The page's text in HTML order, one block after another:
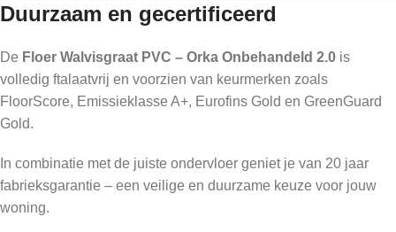
Duurzaam en gecertificeerd
De Floer Walvisgraat PVC – Orka Onbehandeld 2.0 is
volledig ftalaatvrij en voorzien van keurmerken zoals
FloorScore, Emissieklasse A+, Eurofins Gold en GreenGuard
Gold.
In combinatie met de juiste ondervloer geniet je van 20 jaar
fabrieksgarantie – een veilige en duurzame keuze voor jouw
woning.